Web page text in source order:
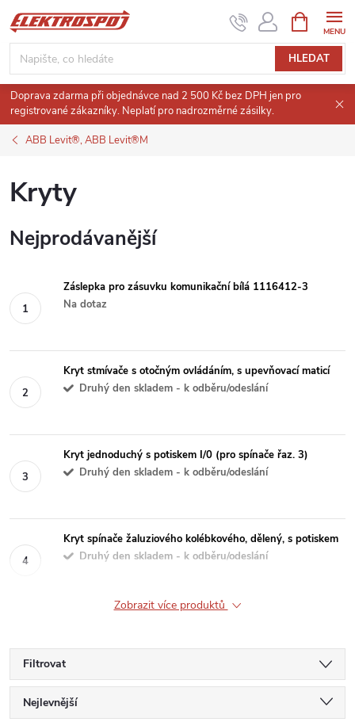
Přejít
na
obsah
HLEDAT
NÁKUPNÍ
KOŠÍK
Doprava zdarma při objednávce nad 2 500 Kč bez DPH jen pro
registrované zákazníky. Neplatí pro nadrozměrné zásilky.
ABB Levit®, ABB Levit®M
Kryty
Nejprodávanější
Záslepka pro zásuvku komunikační bílá 1116412-3
Na dotaz
Kryt stmívače s otočným ovládáním, s upevňovací maticí
Druhý den skladem - k odběru/odeslání
Kryt jednoduchý s potiskem I/0 (pro spínače řaz. 3)
Druhý den skladem - k odběru/odeslání
Kryt spínače žaluziového kolébkového, dělený, s potiskem
Druhý den skladem - k odběru/odeslání
Zobrazit více produktů
Filtrovat
Ř
Nejlevnější